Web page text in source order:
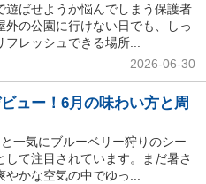
ばせようか悩んでしまう保護者
の公園に行けない日でも、しっ
レッシュできる場所...
2026-06-30
ュー！6月の味わい方と周
一気にブルーベリー狩りのシー
て注目されています。まだ暑さ
かな空気の中でゆっ...